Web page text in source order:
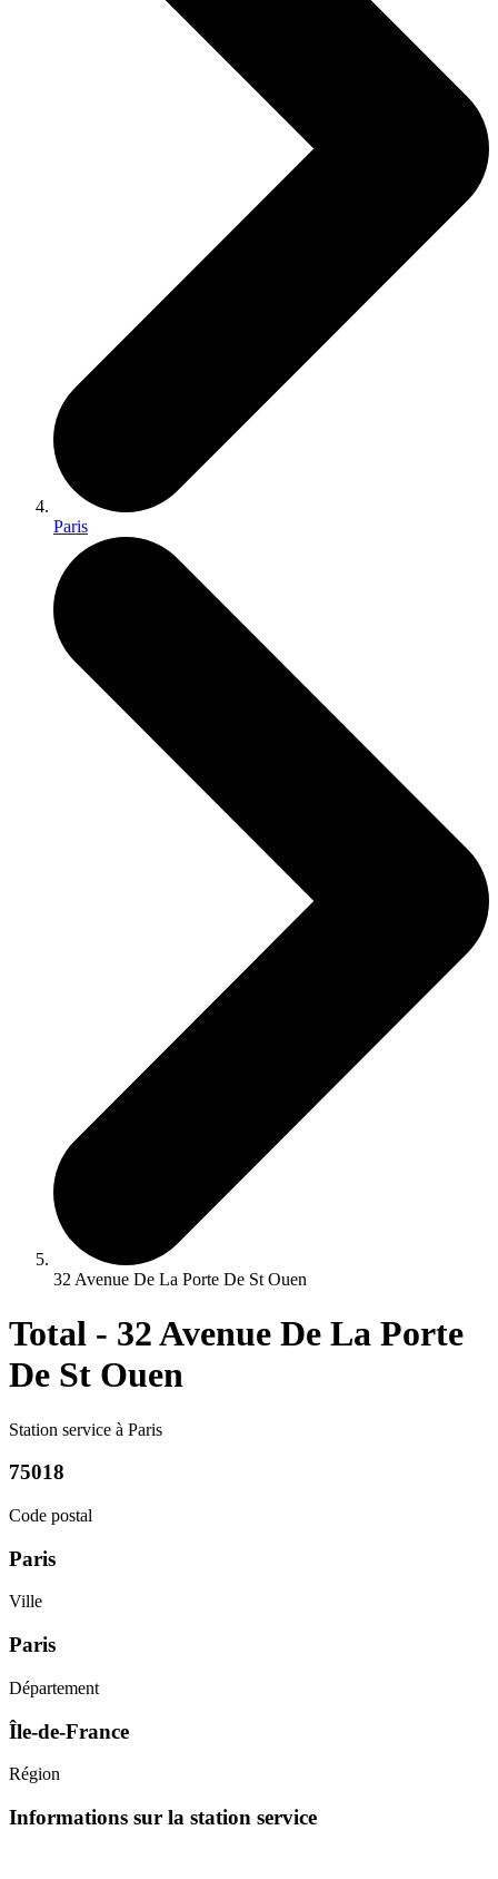
Paris
32 Avenue De La Porte De St Ouen
Total - 32 Avenue De La Porte
De St Ouen
Station service à Paris
75018
Code postal
Paris
Ville
Paris
Département
Île-de-France
Région
Informations sur la station service